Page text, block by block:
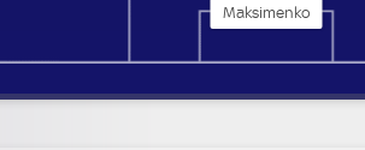
Maksimenko